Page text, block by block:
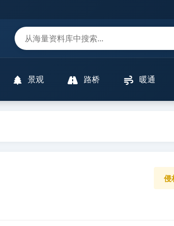
景观 路桥 暖通
侵